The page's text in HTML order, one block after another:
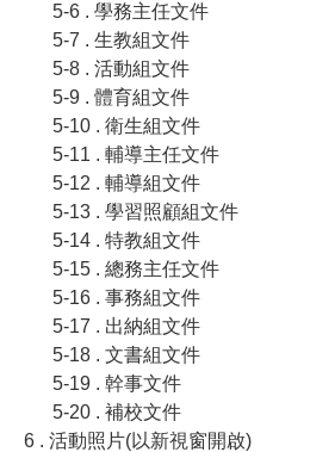
5-6 . 學務主任文件
5-7 . 生教組文件
5-8 . 活動組文件
5-9 . 體育組文件
5-10 . 衛生組文件
5-11 . 輔導主任文件
5-12 . 輔導組文件
5-13 . 學習照顧組文件
5-14 . 特教組文件
5-15 . 總務主任文件
5-16 . 事務組文件
5-17 . 出納組文件
5-18 . 文書組文件
5-19 . 幹事文件
5-20 . 補校文件
6 . 活動照片(以新視窗開啟)